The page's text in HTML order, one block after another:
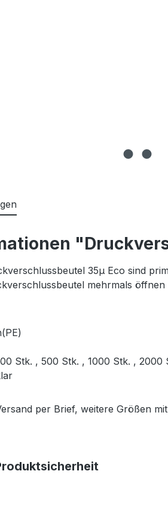
35μ Eco sind
mehrmals
Stk. , 500 Stk. , 1000 Stk. ,
per Brief, weitere Größen